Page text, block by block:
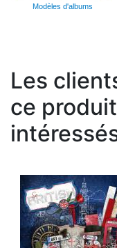
Modèles d'albums
Les
ce